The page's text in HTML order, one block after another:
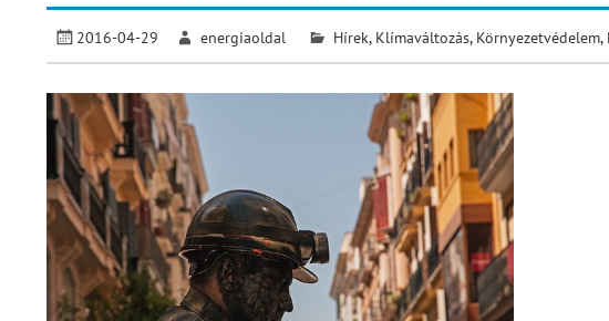
2016-04-29 energiaoldal Hírek, Klímaváltozás, Környezetvédelem,